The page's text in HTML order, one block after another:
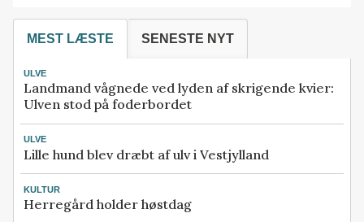
MEST LÆSTE SENESTE NYT
ULVE
Landmand vågnede ved lyden af skrigende kvier:
Ulven stod på foderbordet
ULVE
Lille hund blev dræbt af ulv i Vestjylland
KULTUR
Herregård holder høstdag